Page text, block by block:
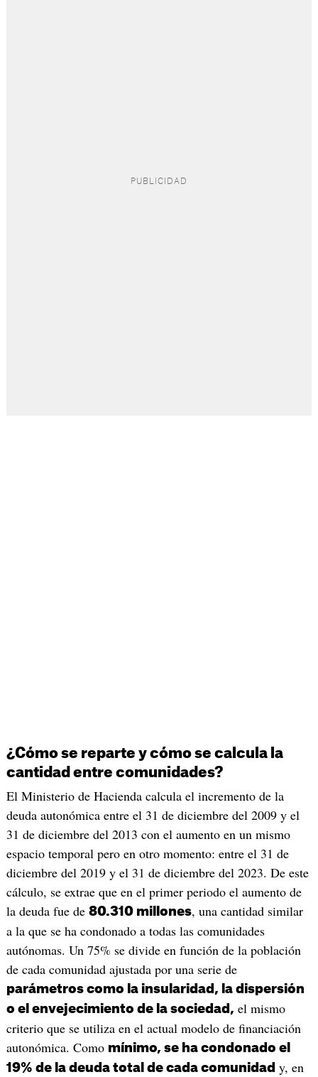
¿Cómo se reparte y cómo se calcula la
cantidad entre comunidades?
El Ministerio de Hacienda calcula el incremento de la
deuda autonómica entre el 31 de diciembre del 2009 y el
31 de diciembre del 2013 con el aumento en un mismo
espacio temporal pero en otro momento: entre el 31 de
diciembre del 2019 y el 31 de diciembre del 2023. De este
cálculo, se extrae que en el primer periodo el aumento de
la deuda fue de 80.310 millones, una cantidad similar
a la que se ha condonado a todas las comunidades
autónomas. Un 75% se divide en función de la población
de cada comunidad ajustada por una serie de
parámetros como la insularidad, la dispersión
o el envejecimiento de la sociedad, el mismo
criterio que se utiliza en el actual modelo de financiación
autonómica. Como mínimo, se ha condonado el
19% de la deuda total de cada comunidad y, en